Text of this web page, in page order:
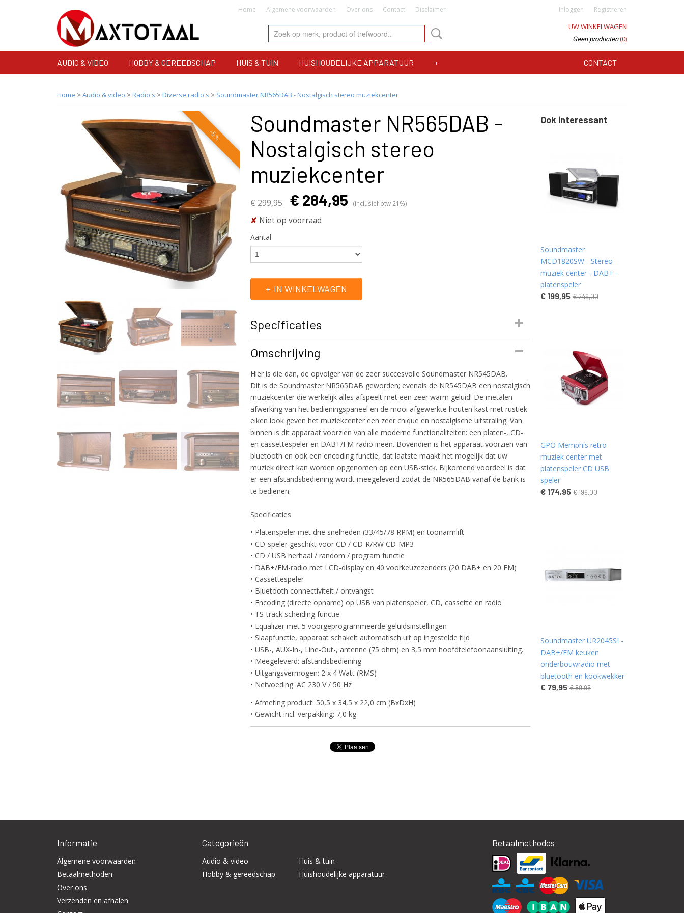
Home Algemene voorwaarden Over ons Contact Disclaimer Inloggen Registreren
UW WINKELWAGEN
Geen producten (0)
CONTACT
AUDIO & VIDEO HOBBY & GEREEDSCHAP HUIS & TUIN HUISHOUDELIJKE APPARATUUR +
Home > Audio & video > Radio's > Diverse radio's > Soundmaster NR565DAB - Nostalgisch stereo muziekcenter
-5%
Soundmaster NR565DAB -
Nostalgisch stereo
muziekcenter
€ 299,95 € 284,95 (inclusief btw 21%)
✘ Niet op voorraad
Aantal
IN WINKELWAGEN
Specificaties
EAN code
Bruto gewicht
1,00 Kg
Omschrijving
Hier is die dan, de opvolger van de zeer succesvolle Soundmaster NR545DAB.
Dit is de Soundmaster NR565DAB geworden; evenals de NR545DAB een nostalgisch
muziekcenter die werkelijk alles afspeelt met een zeer warm geluid! De metalen
afwerking van het bedieningspaneel en de mooi afgewerkte houten kast met rustiek
eiken look geven het muziekcenter een zeer chique en nostalgische uitstraling. Van
binnen is dit apparaat voorzien van alle moderne functionaliteiten: een platen-, CD-
en cassettespeler en DAB+/FM-radio ineen. Bovendien is het apparaat voorzien van
bluetooth en ook een encoding functie, dat laatste maakt het mogelijk dat uw
muziek direct kan worden opgenomen op een USB-stick. Bijkomend voordeel is dat
er een afstandsbediening wordt meegeleverd zodat de NR565DAB vanaf de bank is
te bedienen.
Specificaties
• Platenspeler met drie snelheden (33/45/78 RPM) en toonarmlift
• CD-speler geschikt voor CD / CD-R/RW CD-MP3
• CD / USB herhaal / random / program functie
• DAB+/FM-radio met LCD-display en 40 voorkeuzezenders (20 DAB+ en 20 FM)
• Cassettespeler
• Bluetooth connectiviteit / ontvangst
• Encoding (directe opname) op USB van platenspeler, CD, cassette en radio
• TS-track scheiding functie
• Equalizer met 5 voorgeprogrammeerde geluidsinstellingen
• Slaapfunctie, apparaat schakelt automatisch uit op ingestelde tijd
• USB-, AUX-In-, Line-Out-, antenne (75 ohm) en 3,5 mm hoofdtelefoonaansluiting.
• Meegeleverd: afstandsbediening
• Uitgangsvermogen: 2 x 4 Watt (RMS)
• Netvoeding: AC 230 V / 50 Hz
• Afmeting product: 50,5 x 34,5 x 22,0 cm (BxDxH)
• Gewicht incl. verpakking: 7,0 kg
Ook interessant
Soundmaster
MCD1820SW - Stereo
muziek center - DAB+ -
platenspeler
€ 199,95 € 249,00
GPO Memphis retro
muziek center met
platenspeler CD USB
speler
€ 174,95 € 199,00
Soundmaster UR2045SI -
DAB+/FM keuken
onderbouwradio met
bluetooth en kookwekker
€ 79,95 € 89,95
Informatie
Algemene voorwaarden
Betaalmethoden
Over ons
Verzenden en afhalen
Categorieën
Audio & video
Hobby & gereedschap
Huis & tuin
Huishoudelijke apparatuur
Betaalmethodes